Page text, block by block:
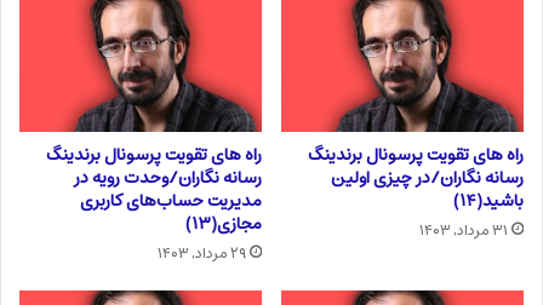
راه های تقویت پرسونال برندینگ
رسانه نگاران/در چیزی اولین
باشید(۱۴)
۳۱ مرداد, ۱۴۰۳
راه های تقویت پرسونال برندینگ
رسانه نگاران/وحدت رویه در
مدیریت حساب‌های کاربری
مجازی(۱۳)
۲۹ مرداد, ۱۴۰۳